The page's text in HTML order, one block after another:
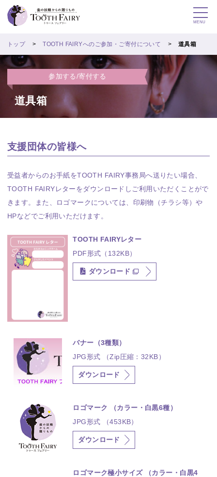
MENU
トップ TOOTH FAIRYへのご参加・ご寄付について 道具箱
参加する/寄付する
道具箱
支援団体の皆様へ
受益者からのお手紙をTOOTH FAIRY事務局へ送りたい場合、
TOOTH FAIRYレターをダウンロードしご利用いただくことがで
きます。また、ロゴマークについては、印刷物（チラシ等）や
HPなどでご利用いただけます。
TOOTH FAIRYレター
PDF形式（132KB）
ダウンロード
バナー（3種類）
JPG形式 （Zip圧縮：32KB）
ダウンロード
ロゴマーク （カラー・白黒6種）
JPG形式 （453KB）
ダウンロード
ロゴマーク極小サイズ （カラー・白黒4